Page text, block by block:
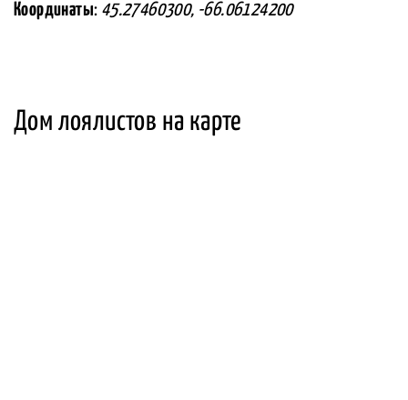
Координаты: 45.27460300, -66.06124200
Дом лоялистов на карте